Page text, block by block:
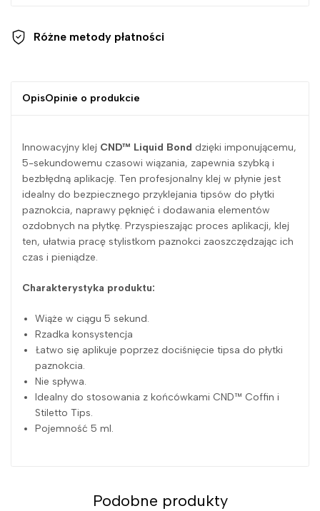
Różne metody płatności
OpisOpinie o produkcie
Innowacyjny klej CND™ Liquid Bond dzięki imponującemu,
5-sekundowemu czasowi wiązania, zapewnia szybką i
bezbłędną aplikację. Ten profesjonalny klej w płynie jest
idealny do bezpiecznego przyklejania tipsów do płytki
paznokcia, naprawy pęknięć i dodawania elementów
ozdobnych na płytkę. Przyspieszając proces aplikacji, klej
ten, ułatwia pracę stylistkom paznokci zaoszczędzając ich
czas i pieniądze.
Charakterystyka produktu:
Wiąże w ciągu 5 sekund.
Rzadka konsystencja
Łatwo się aplikuje poprzez dociśnięcie tipsa do płytki
paznokcia.
Nie spływa.
Idealny do stosowania z końcówkami CND™ Coffin i
Stiletto Tips.
Pojemność 5 ml.
Podobne produkty